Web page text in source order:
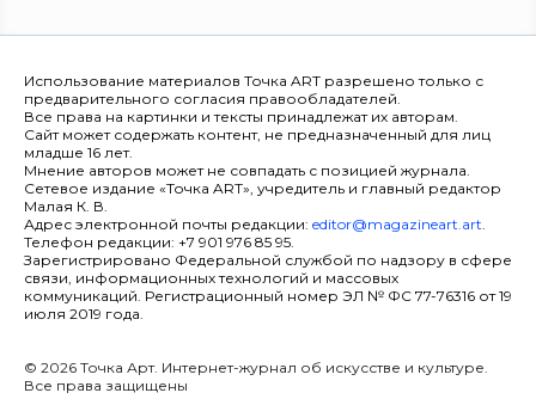
Использование материалов Точка ART разрешено только с
предварительного согласия правообладателей.
Все права на картинки и тексты принадлежат их авторам.
Сайт может содержать контент, не предназначенный для лиц
младше 16 лет.
Мнение авторов может не совпадать с позицией журнала.
Сетевое издание «Точка ART», учредитель и главный редактор
Малая К. В.
Адрес электронной почты редакции: editor@magazineart.art.
Телефон редакции: +7 901 976 85 95.
Зарегистрировано Федеральной службой по надзору в сфере
связи, информационных технологий и массовых
коммуникаций. Регистрационный номер ЭЛ № ФС 77-76316 от 19
июля 2019 года.
© 2026 Точка Арт. Интернет-журнал об искусстве и культуре.
Все права защищены